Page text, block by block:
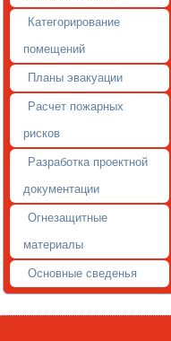
Категорирование
помещений
Планы эвакуации
Расчет пожарных
рисков
Разработка проектной
документации
Огнезащитные
материалы
Основные сведенья